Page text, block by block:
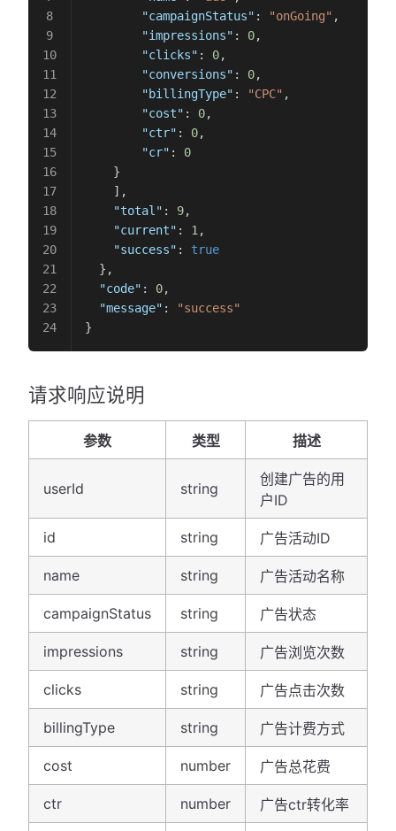
        "campaignStatus"
: "onGoing" ,
        "impressions"
: 0,
        "clicks"
: 0,
        "conversions"
: 0,
        "billingType"
: "CPC" ,
        "cost"
: 0,
        "ctr"
: 0,
        "cr"
: 0
    }
    ],
    "total"
: 9,
    "current"
: 1 ,
    "success"
: true
  },
  "code"
: 0,
  "message"
:
"success"
}
请求响应说明
参数 类型 描述
userId string
创建广告的用
户ID
id string 广告活动ID
name string 广告活动名称
campaignStatus string 广告状态
impressions string 广告浏览次数
clicks string 广告点击次数
billingType string 广告计费方式
cost number 广告总花费
ctr number 广告ctr转化率